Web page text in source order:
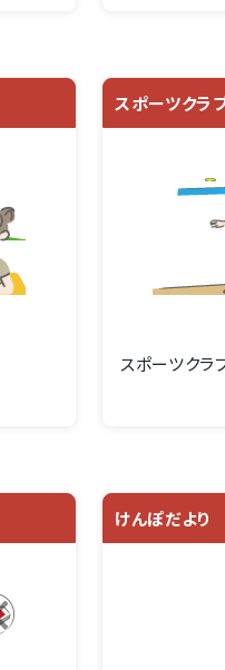
スポーツクラ
スポーツクラ
けんぽだより